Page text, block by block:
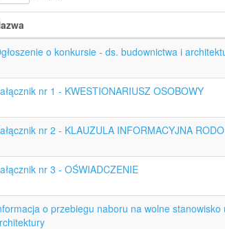
o konkursie - ds. budownictwa i
nr 1 - KWESTIONARIUSZ OSOBOWY
nr 2 - KLAUZULA INFORMACYJNA RODO
nr 3 - OŚWIADCZENIE
o przebiegu naboru na wolne